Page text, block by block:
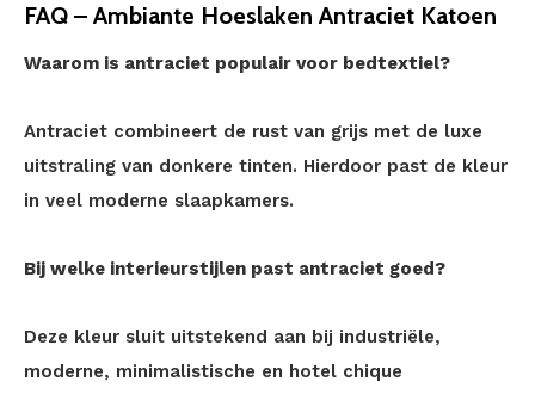
FAQ – Ambiante Hoeslaken Antraciet Katoen
Waarom is antraciet populair voor bedtextiel?
Antraciet combineert de rust van grijs met de luxe
uitstraling van donkere tinten. Hierdoor past de kleur
in veel moderne slaapkamers.
Bij welke interieurstijlen past antraciet goed?
Deze kleur sluit uitstekend aan bij industriële,
moderne, minimalistische en hotel chique